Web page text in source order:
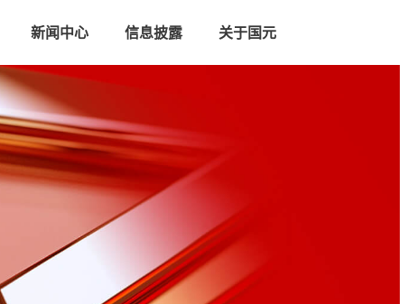
新闻中心 信息披露 关于国元